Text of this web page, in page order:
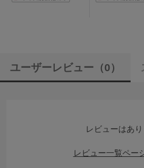
65/70/75/80/85cm
ユーザーレビュー （0）
レビューはあり
レビュー一覧ペー